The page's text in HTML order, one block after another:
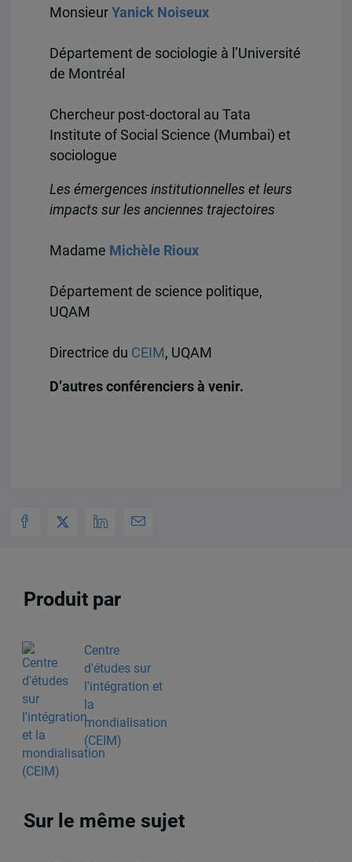
Monsieur Yanick Noiseux
Département de sociologie à l’Université
de Montréal
Chercheur post-doctoral au Tata
Institute of Social Science (Mumbai) et
sociologue
Les émergences institutionnelles et leurs
impacts sur les anciennes trajectoires
Madame Michèle Rioux
Département de science politique,
UQAM
Directrice du CEIM , UQAM
D’autres conférenciers à venir.
Produit par
Centre
d'études sur
l'intégration et
la
mondialisation
(CEIM)
Sur le même sujet